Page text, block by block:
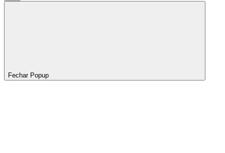
Fechar Popup